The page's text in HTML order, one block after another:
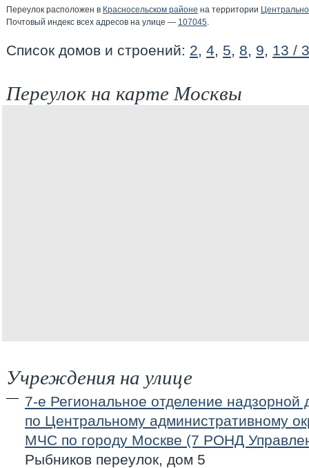
Переулок расположен в Красносельском районе на территории
Почтовый индекс всех адресов на улице — 107045.
Список домов и строений: 2, 4, 5, 8, 9, 13 / 3
Переулок на карте Москвы
Учреждения на улице
7-е Региональное отделение надзорной
по Центральному административному
МЧС по городу Москве (7 РОНД
Рыбников переулок, дом 5